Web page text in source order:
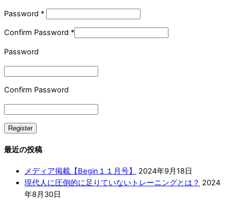
Password *
Confirm Password *
Password
Confirm Password
最近の投稿
メディア掲載【Begin１１月号】
2024年9月18日
現代人に圧倒的に足りていないトレーニングとは？ 2024
年8月30日